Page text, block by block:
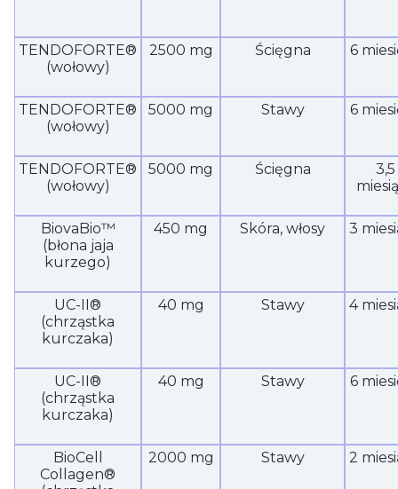
TENDOFORTE®
(wołowy)
2500 mg Ścięgna 6
TENDOFORTE®
(wołowy)
5000 mg Stawy 6
TENDOFORTE®
(wołowy)
5000 mg Ścięgna
3,5
BiovaBio™
(błona jaja
kurzego)
450 mg Skóra, włosy 3
UC-II®
(chrząstka
kurczaka)
40 mg Stawy 4
UC-II®
(chrząstka
kurczaka)
40 mg Stawy 6
BioCell
Collagen®
2000 mg Stawy 2